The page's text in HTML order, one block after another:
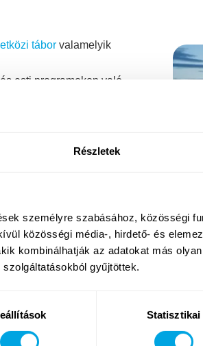
Részletek
személyre szabásához, közösségi
közösségi média-, hirdető- és
kombinálhatják az adatokat más
gyűjtöttek.
Statisztikai
tábor valamelyik
esti programokon való
(szombattól
2026-ban
ft között alakul
biztosítunk) és
(szakmai vezetői